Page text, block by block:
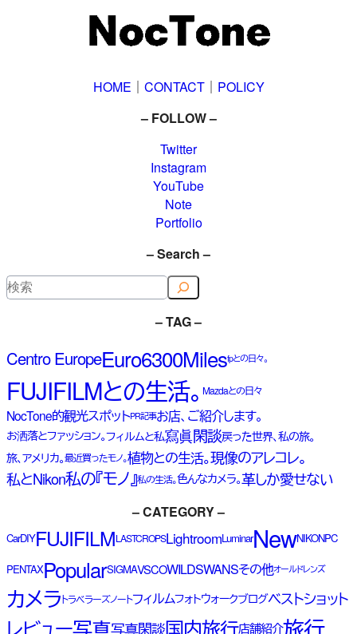
HOME ｜ CONTACT｜ POLICY
– FOLLOW –
Twitter
Instagram
YouTube
Note
Portfolio
– Search –
検
索
– TAG –
Centro EuropeEuro6300Milesfpとの日々。
FUJIFILMとの生活。 Mazdaとの日々
NocTone的観光スポットPR記事お店、ご紹介します。
お洒落とファッション。フィルムと私寫眞閑談戻った世界、私の旅。
旅、アメリカ。最近買ったモノ。植物との生活。現像のアレコレ。
私とNikon私の『モノ』私の生活。色んなカメラ。革しか愛せない
– CATEGORY –
CarDIYFUJIFILMLASTCROPSLightroomLuminarNewNIKONPC
PENTAXPopularSIGMAVSCOWILDSWANSその他オールドレンズ
カメラトラベラーズノートフィルムフォトウォークブログベストショット
レビュー写真写真閑談国内旅行店舗紹介